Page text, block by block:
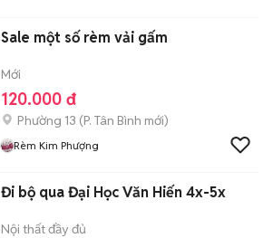
Sale một số rèm vải gấm
Mới
120.000 đ
Phường 13 (P. Tân Bình mới)
Rèm Kim Phượng
Đi bộ qua Đại Học Văn Hiến 4x-5x
Nội thất đầy đủ